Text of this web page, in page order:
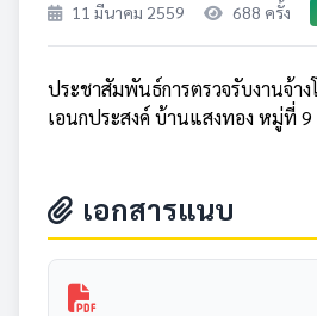
11 มีนาคม 2559 688 ครั้ง
ประชาสัมพันธ์การตรวจรับงานจ้าง
เอนกประสงค์ บ้านแสงทอง หมู่ที่ 9
เอกสารแนบ